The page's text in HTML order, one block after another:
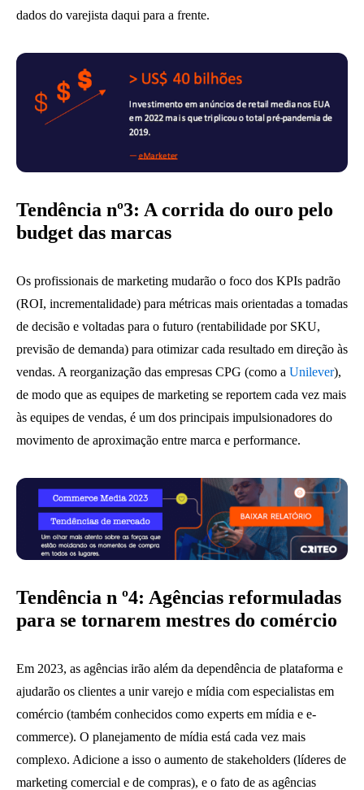
dados do varejista daqui para a frente.
Tendência nº3: A corrida do ouro pelo
budget das marcas
Os profissionais de marketing mudarão o foco dos KPIs padrão
(ROI, incrementalidade) para métricas mais orientadas a tomadas
de decisão e voltadas para o futuro (rentabilidade por SKU,
previsão de demanda) para otimizar cada resultado em direção às
vendas. A reorganização das empresas CPG (como a Unilever),
de modo que as equipes de marketing se reportem cada vez mais
às equipes de vendas, é um dos principais impulsionadores do
movimento de aproximação entre marca e performance.
Tendência n º4: Agências reformuladas
para se tornarem mestres do comércio
Em 2023, as agências irão além da dependência de plataforma e
ajudarão os clientes a unir varejo e mídia com especialistas em
comércio (também conhecidos como experts em mídia e e-
commerce). O planejamento de mídia está cada vez mais
complexo. Adicione a isso o aumento de stakeholders (líderes de
marketing comercial e de compras), e o fato de as agências